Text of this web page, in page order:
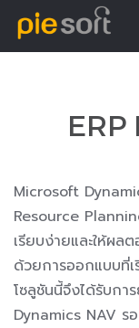
Microsoft
Resource
เรียบง่ายและให้ผ
ด้วยการออกแบบที่
โซลูชันนี้จึงได้รับก
Dynamics NAV ร